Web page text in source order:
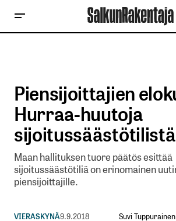
Piensijoittajien
Hurraa-huutoja
sijoitussäästötilistä
Maan hallituksen tuore päätös esittää
sijoitussäästötiliä on erinomainen
piensijoittajille.
VIERASKYNÄ9.9.2018 Suvi Tuppurainen